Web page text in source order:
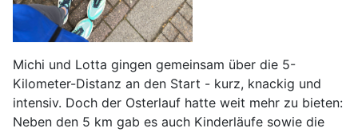
Michi und Lotta gingen gemeinsam über die 5-
Kilometer-Distanz an den Start - kurz, knackig und
intensiv. Doch der Osterlauf hatte weit mehr zu bieten:
Neben den 5 km gab es auch Kinderläufe sowie die